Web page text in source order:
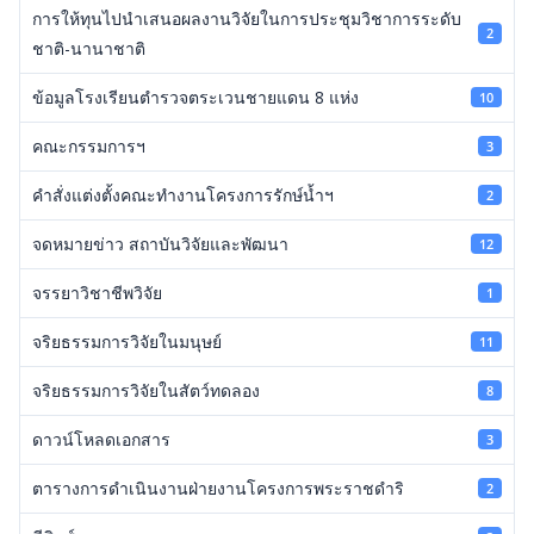
การให้ทุนไปนำเสนอผลงานวิจัยในการประชุมวิชาการระดับ
ชาติ-นานาชาติ
2
ข้อมูลโรงเรียนตำรวจตระเวนชายแดน 8 แห่ง 10
คณะกรรมการฯ 3
คำสั่งแต่งตั้งคณะทำงานโครงการรักษ์น้ำฯ 2
จดหมายข่าว สถาบันวิจัยและพัฒนา 12
จรรยาวิชาชีพวิจัย 1
จริยธรรมการวิจัยในมนุษย์ 11
จริยธรรมการวิจัยในสัตว์ทดลอง 8
ดาวน์โหลดเอกสาร 3
ตารางการดำเนินงานฝ่ายงานโครงการพระราชดำริ 2